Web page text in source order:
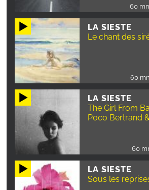
60 mn
LA SIESTE
Le chant des
60 mn
LA SIESTE
The Girl From
Poco Bertrand
60
LA SIESTE
Sous les